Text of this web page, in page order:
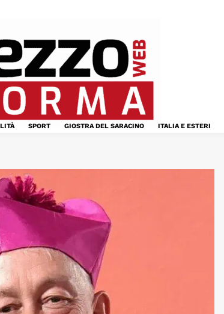
SPORT GIOSTRA DEL SARACINO ITALIA E ESTERI